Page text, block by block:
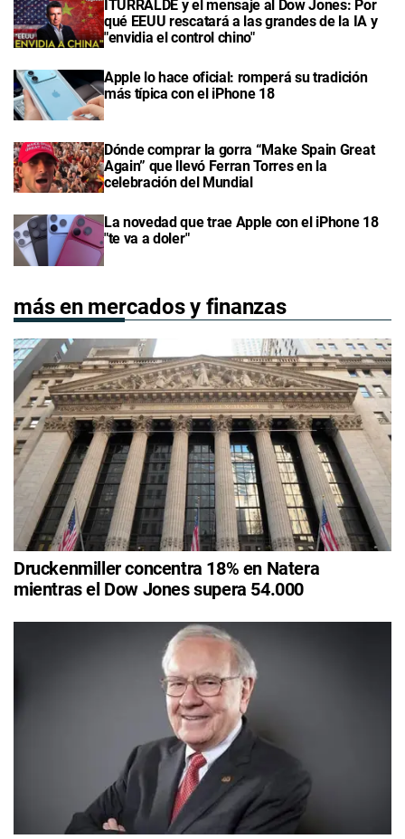
ITURRALDE y el mensaje al Dow Jones: Por
qué EEUU rescatará a las grandes de la IA y
"envidia el control chino"
Apple lo hace oficial: romperá su tradición
más típica con el iPhone 18
Dónde comprar la gorra “Make Spain Great
Again” que llevó Ferran Torres en la
celebración del Mundial
La novedad que trae Apple con el iPhone 18
"te va a doler"
más en mercados y finanzas
Druckenmiller concentra 18% en Natera
mientras el Dow Jones supera 54.000